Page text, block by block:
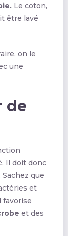
Le coton,
être lavé
on le
une
de
Il doit donc
que
et
favorise
et des